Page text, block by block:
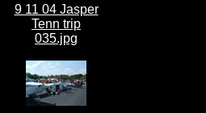
9 11 04 Jasper
Tenn trip
035.jpg